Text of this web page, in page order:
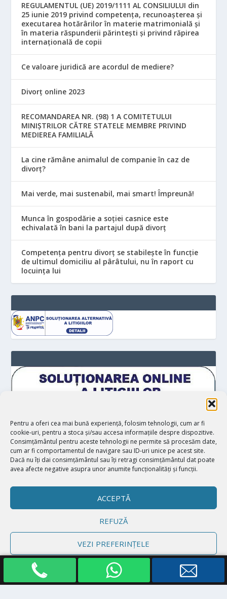
Pentru a oferi cea mai bună experiență, folosim tehnologii, cum ar fi
cookie-uri, pentru a stoca și/sau accesa informațiile despre dispozitive.
Consimțământul pentru aceste tehnologii ne permite să procesăm date,
cum ar fi comportamentul de navigare sau ID-uri unice pe acest site.
Dacă nu îți dai consimțământul sau îți retragi consimțământul dat poate
avea afecte negative asupra unor anumite funcționalități și funcții.
ACCEPTĂ
REFUZĂ
VEZI PREFERINȚELE
Politică cookie-uri Declarație de confidențialitate Impressum
REGULAMENTUL (UE) 2019/1111 AL CONSILIULUI din
25 iunie 2019 privind competența, recunoașterea și
executarea hotărârilor în materie matrimonială și
în materia răspunderii părintești și privind răpirea
internațională de copii
Ce valoare juridică are acordul de mediere?
Divorț online 2023
RECOMANDAREA NR. (98) 1 A COMITETULUI
MINIŞTRILOR CĂTRE STATELE MEMBRE PRIVIND
MEDIEREA FAMILIALĂ
La cine rămâne animalul de companie în caz de
divorț?
Mai verde, mai sustenabil, mai smart! Împreună!
Munca în gospodărie a soției casnice este
echivalată în bani la partajul după divorț
Competența pentru divorț se stabilește în funcție
de ultimul domiciliu al pârâtului, nu în raport cu
locuinţa lui